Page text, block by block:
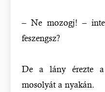
– Ne mozogj! –
feszengsz?
De a lány érezte
mosolyát a nyakán.